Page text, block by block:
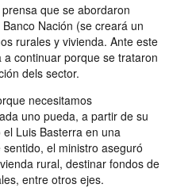
que se abordaron
Nación (se creará un
rurales y vivienda. Ante este
continuar porque se trataron
dels sector.
necesitamos
uno pueda, a partir de su
Luis Basterra en una
el ministro aseguró
rural, destinar fondos de
entre otros ejes.